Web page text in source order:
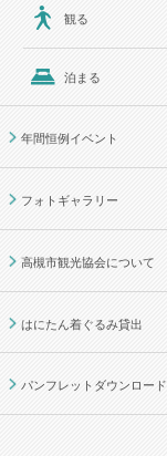
観る
泊まる
年間恒例イベント
フォトギャラリー
高槻市観光協会について
はにたん着ぐるみ貸出
パンフレットダウンロード